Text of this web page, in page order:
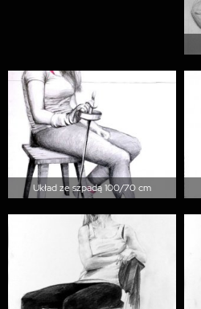
Układ ze szpadą 100/70 cm